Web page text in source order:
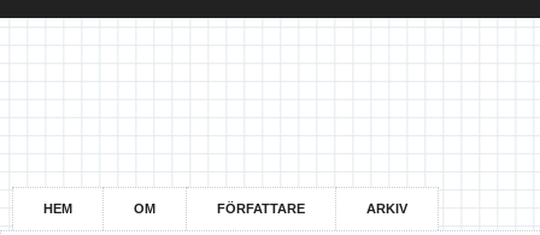
HEM OM FÖRFATTARE ARKIV